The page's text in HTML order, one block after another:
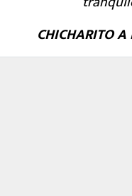
CHICHARITO